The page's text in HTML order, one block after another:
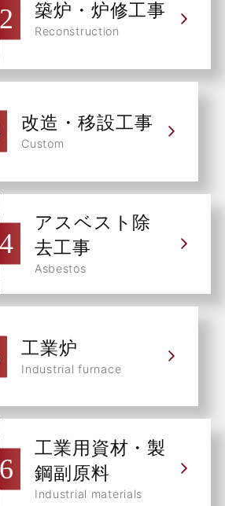
築炉・炉修工事
Reconstruction
改造・移設工事
Custom
アスベスト除
去工事
Asbestos
工業炉
Industrial furnace
工業用資材・製
鋼副原料
Industrial materials